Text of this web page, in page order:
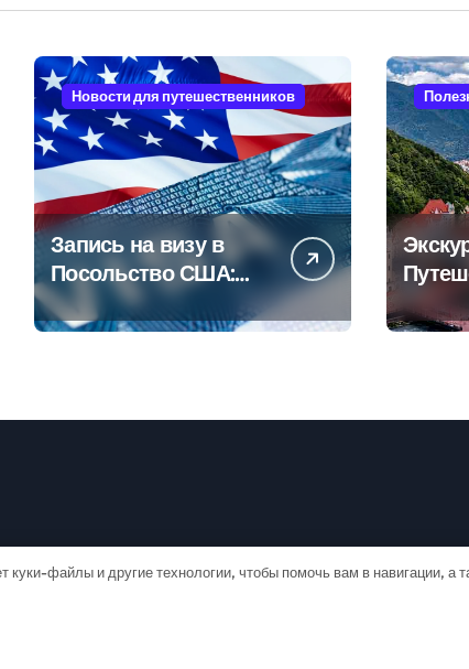
Новости для путешественников
Запись на визу в
Посольство США:
Пошаговое
руководство
сердце
куки-файлы и другие технологии, чтобы помочь вам в навигации, а